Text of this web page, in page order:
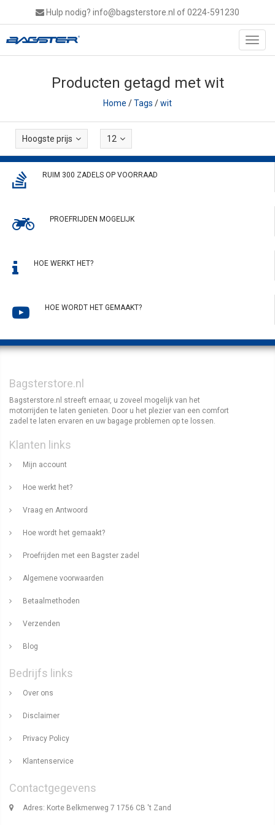
Hulp nodig? info@bagsterstore.nl of 0224-591230
Producten getagd met wit
Home /Tags /wit
Hoogste prijs 12
RUIM 300 ZADELS OP VOORRAAD
PROEFRIJDEN MOGELIJK
HOE WERKT HET?
HOE WORDT HET GEMAAKT?
Bagsterstore.nl
Bagsterstore.nl streeft ernaar, u zoveel mogelijk van het
motorrijden te laten genieten. Door u het plezier van een comfort
zadel te laten ervaren en uw bagage problemen op te lossen.
Klanten links
Mijn account
Hoe werkt het?
Vraag en Antwoord
Hoe wordt het gemaakt?
Proefrijden met een Bagster zadel
Algemene voorwaarden
Betaalmethoden
Verzenden
Blog
Bedrijfs links
Over ons
Disclaimer
Privacy Policy
Klantenservice
Contactgegevens
Adres: Korte Belkmerweg 7 1756 CB 't Zand